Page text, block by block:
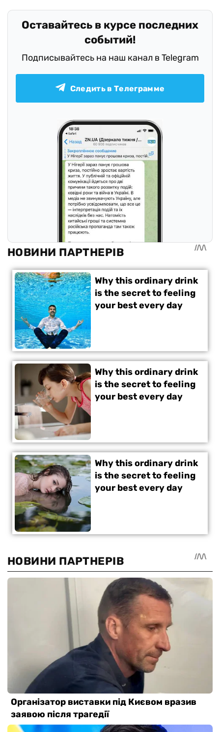
Оставайтесь в курсе последних
событий!
Подписывайтесь на наш канал в Telegram
Следить в Телеграмме